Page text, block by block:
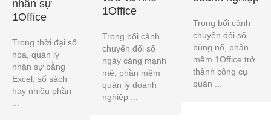
nhân sự
1Office
Trong thời đại số
hóa, quản lý
nhân sự bằng
Excel, sổ sách
hay nhiều phần
...
1Office
Trong bối cảnh
chuyển đổi số
ngày càng mạnh
mẽ, phần mềm
quản lý doanh
nghiệp ...
Trong bối cảnh
chuyển đổi số
bùng nổ, phần
mềm 1Office trở
thành công cụ
quản ...